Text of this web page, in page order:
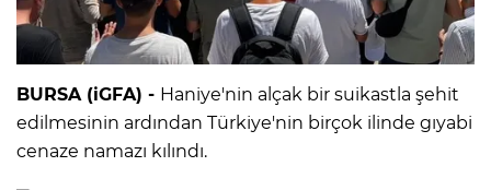
BURSA (iGFA) - Haniye'nin alçak bir suikastla şehit
edilmesinin ardından Türkiye'nin birçok ilinde gıyabi
cenaze namazı kılındı.